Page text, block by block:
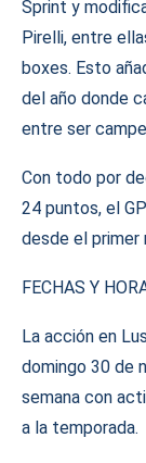
Sprint y
Pirelli, entre
boxes. Esto
del año donde
entre ser
Con todo por
24 puntos, el
desde el primer
FECHAS Y
La acción en
domingo 30 de
semana con
a la temporada.